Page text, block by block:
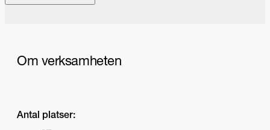
Om verksamheten
Antal platser: